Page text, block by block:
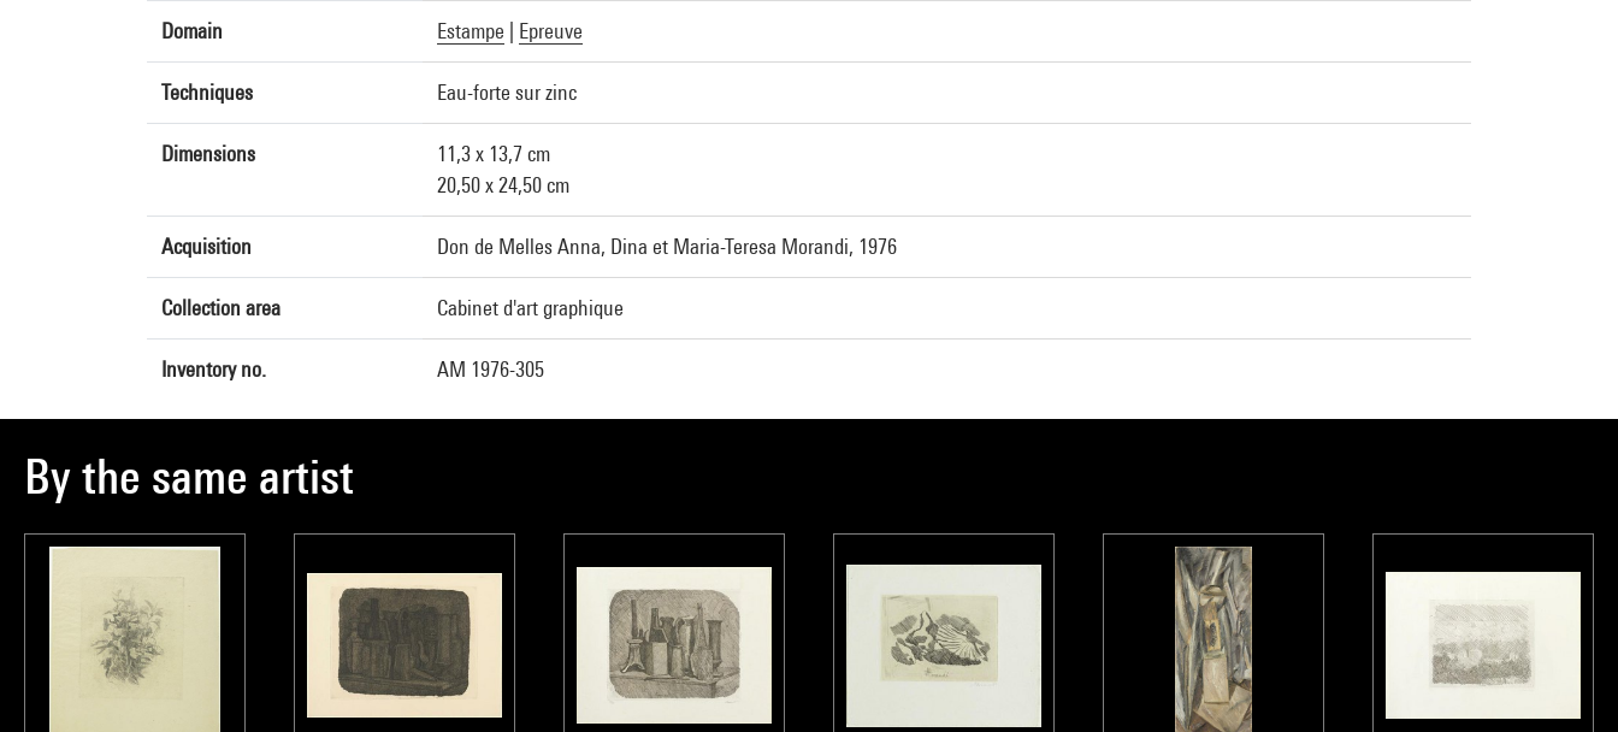
Domain Estampe Epreuve
Techniques Eau-forte sur zinc
Dimensions
11,3 x 13,7 cm
20,50 x 24,50 cm
Acquisition Don de Melles Anna, Dina et Maria-Teresa Morandi, 1976
Collection area Cabinet d'art graphique
Inventory no. AM 1976-305
By the same artist